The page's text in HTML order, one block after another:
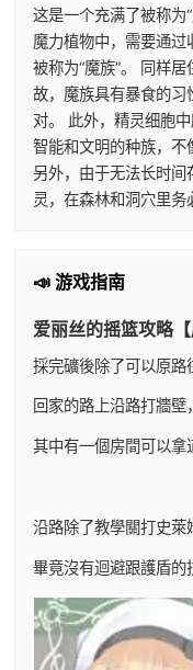
这是一个充满了被称为
魔力植物中，需要通
被称为“魔族”。 同样
故，魔族具有暴食的习
对。 此外，精灵细胞
智能和文明的种族，不
另外，由于无法长时
灵，在森林和洞穴里务
📣 游戏指南
爱丽丝的摇篮攻略【
採完礦後除了可以原路
回家的路上沿路打牆
其中有一個房間可以拿
沿路除了教學關打史萊
畢竟沒有迴避跟護盾的